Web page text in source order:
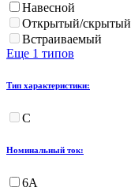
Навесной
Открытый/скрытый
Встраиваемый
Еще 1 типов
Тип характеристики:
С
Номинальный ток:
6А